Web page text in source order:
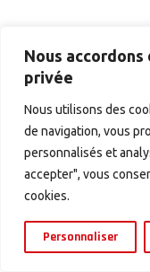
Nous
privée
Nous utilisons des
de navigation, vous
personnalisés et
accepter", vous
cookies.
Personnaliser